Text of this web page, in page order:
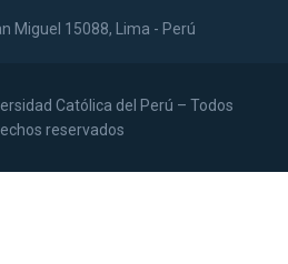
Miguel 15088, Lima - Perú
Católica del Perú – Todos
reservados